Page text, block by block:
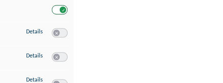
Details zu Erstellung von Profilen für personalisierte Werbung
Details zu Verwendung von Profilen zur Auswahl personalisierter Werbung
Details zu Messung der Werbeleistung